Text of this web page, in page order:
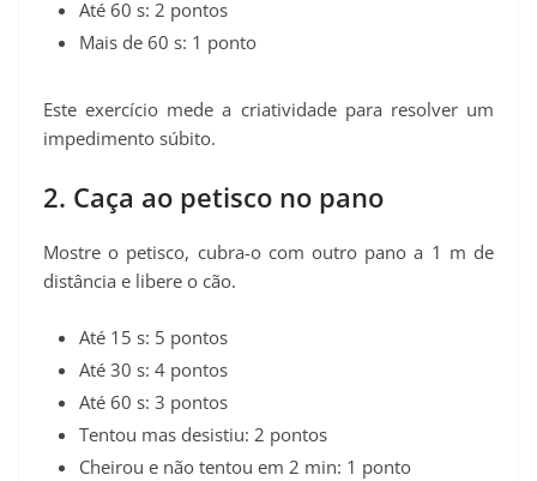
Até 60 s: 2 pontos
Mais de 60 s: 1 ponto
Este exercício mede a criatividade para resolver um
impedimento súbito.
2. Caça ao petisco no pano
Mostre o petisco, cubra-o com outro pano a 1 m de
distância e libere o cão.
Até 15 s: 5 pontos
Até 30 s: 4 pontos
Até 60 s: 3 pontos
Tentou mas desistiu: 2 pontos
Cheirou e não tentou em 2 min: 1 ponto